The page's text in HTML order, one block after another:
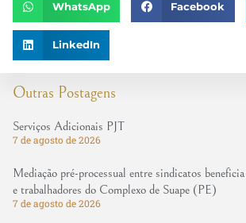
Outras Postagens
Serviços Adicionais PJT
7 de agosto de 2026
Mediação pré-processual entre sindicatos
e trabalhadores do Complexo de Suape (PE)
7 de agosto de 2026
WhatsApp Facebook
LinkedIn